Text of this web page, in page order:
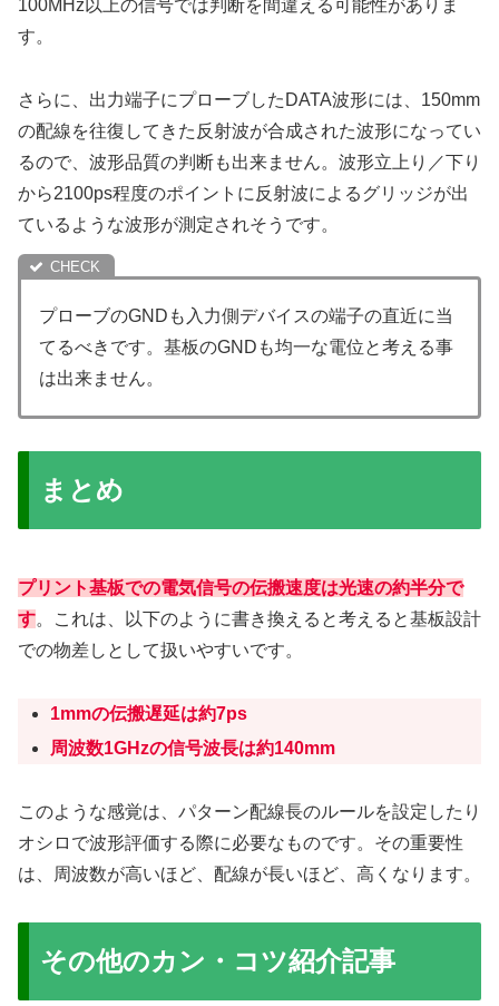
100MHz以上の信号では判断を間違える可能性がありま
す。
さらに、出力端子にプローブしたDATA波形には、150mm
の配線を往復してきた反射波が合成された波形になってい
るので、波形品質の判断も出来ません。波形立上り／下り
から2100ps程度のポイントに反射波によるグリッジが出
ているような波形が測定されそうです。
プローブのGNDも入力側デバイスの端子の直近に当
てるべきです。基板のGNDも均一な電位と考える事
は出来ません。
まとめ
プリント基板での電気信号の伝搬速度は光速の約半分で
す。これは、以下のように書き換えると考えると基板設計
での物差しとして扱いやすいです。
1mmの伝搬遅延は約7ps
周波数1GHzの信号波長は約140mm
このような感覚は、パターン配線長のルールを設定したり
オシロで波形評価する際に必要なものです。その重要性
は、周波数が高いほど、配線が長いほど、高くなります。
その他のカン・コツ紹介記事